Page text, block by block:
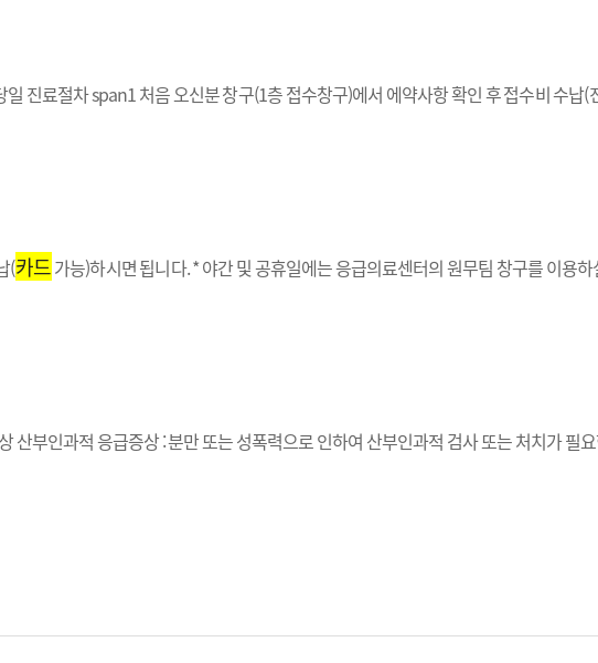
진료절차 span1 처음 오신분 창구(1층 접수창구)에서 에약사항 확인 후 접수비 수납(
(카드가능)하시면 됩니다. * 야간 및 공휴일에는 응급의료센터의 원무팀 창구를 이용
부인과적 응급증상 : 분만 또는 성폭력으로 인하여 산부인과적 검사 또는 처치가 필